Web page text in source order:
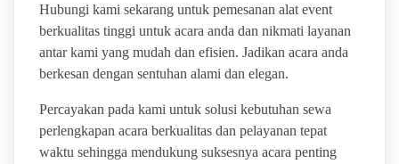
Hubungi kami sekarang untuk pemesanan alat event
berkualitas tinggi untuk acara anda dan nikmati layanan
antar kami yang mudah dan efisien. Jadikan acara anda
berkesan dengan sentuhan alami dan elegan.
Percayakan pada kami untuk solusi kebutuhan sewa
perlengkapan acara berkualitas dan pelayanan tepat
waktu sehingga mendukung suksesnya acara penting